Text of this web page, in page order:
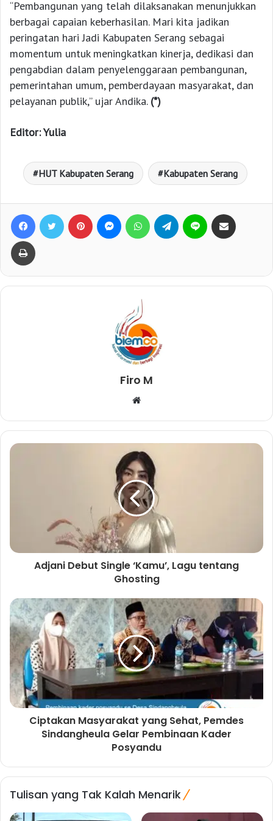
“Pembangunan yang telah dilaksanakan menunjukkan
berbagai capaian keberhasilan. Mari kita jadikan
peringatan hari Jadi Kabupaten Serang sebagai
momentum untuk meningkatkan kinerja, dedikasi dan
pengabdian dalam penyelenggaraan pembangunan,
pemerintahan umum, pemberdayaan masyarakat, dan
pelayanan publik,” ujar Andika. (*)
Editor: Yulia
HUT Kabupaten Serang Kabupaten Serang
Firo M
b
s
i
t
e
Adjani Debut Single ‘Kamu’, Lagu tentang
Ghosting
Ciptakan Masyarakat yang Sehat, Pemdes
Sindangheula Gelar Pembinaan Kader
Posyandu
Tulisan yang Tak Kalah Menarik